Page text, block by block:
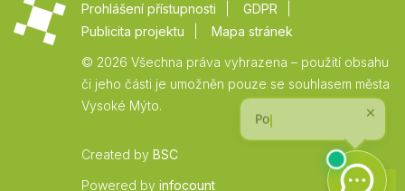
Prohlášení přístupnosti
GDPR
Publicita projektu
Mapa stránek
© 2026 Všechna práva vyhrazena – použití obsahu
či jeho části je umožněn pouze se souhlasem města
Vysoké Mýto.
Created by BSC
Powered by infocount Zpět